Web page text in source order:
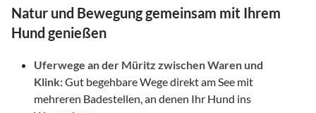
Natur und Bewegung gemeinsam mit Ihrem
Hund genießen
Uferwege an der Müritz zwischen Waren und
Klink:Gut begehbare Wege direkt am See mit
mehreren Badestellen, an denen Ihr Hund ins